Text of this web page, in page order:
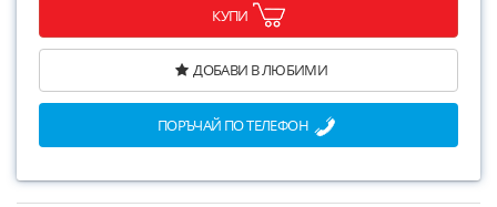
КУПИ
ДОБАВИ В ЛЮБИМИ
ПОРЪЧАЙ ПО ТЕЛЕФОН